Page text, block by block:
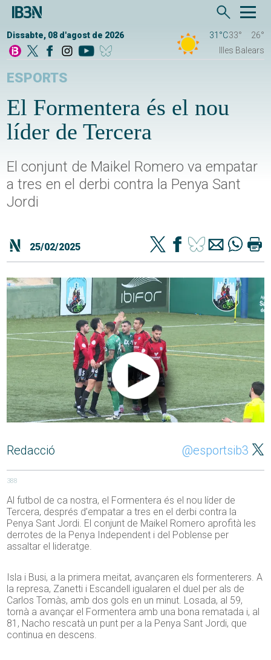
Dissabte, 08 d'agost de 2026 31°C33°
26°
Illes Balears
ESPORTS
El Formentera és el nou
líder de Tercera
El conjunt de Maikel Romero va empatar
a tres en el derbi contra la Penya Sant
Jordi
25/02/2025
Redacció @esportsib3
388
Al futbol de ca nostra, el Formentera és el nou líder de
Tercera, després d’empatar a tres en el derbi contra la
Penya Sant Jordi. El conjunt de Maikel Romero aprofità les
derrotes de la Penya Independent i del Poblense per
assaltar el lideratge.
Isla i Busi, a la primera meitat, avançaren els formenterers. A
la represa, Zanetti i Escandell igualaren el duel per als de
Carlos Tomàs, amb dos gols en un minut. Losada, al 59,
tornà a avançar el Formentera amb una bona rematada i, al
81, Nacho rescatà un punt per a la Penya Sant Jordi, que
continua en descens.